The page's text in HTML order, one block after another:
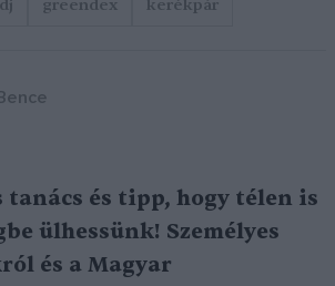
greendex kerékpár
és tipp, hogy télen is
ülhessünk! Személyes
és a Magyar